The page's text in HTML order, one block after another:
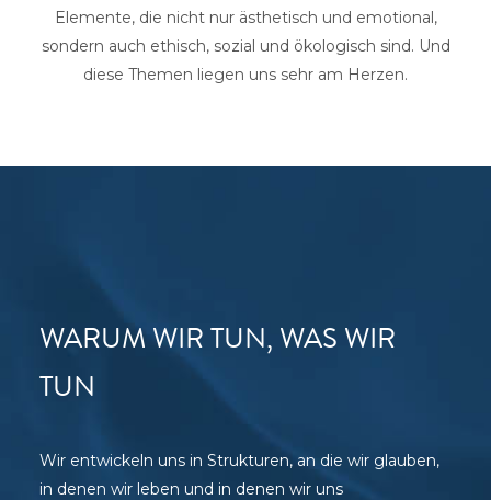
Elemente, die nicht nur ästhetisch und emotional,
sondern auch ethisch, sozial und ökologisch sind. Und
diese Themen liegen uns sehr am Herzen.
WARUM WIR TUN, WAS WIR
TUN
Wir entwickeln uns in Strukturen, an die wir glauben,
in denen wir leben und in denen wir uns